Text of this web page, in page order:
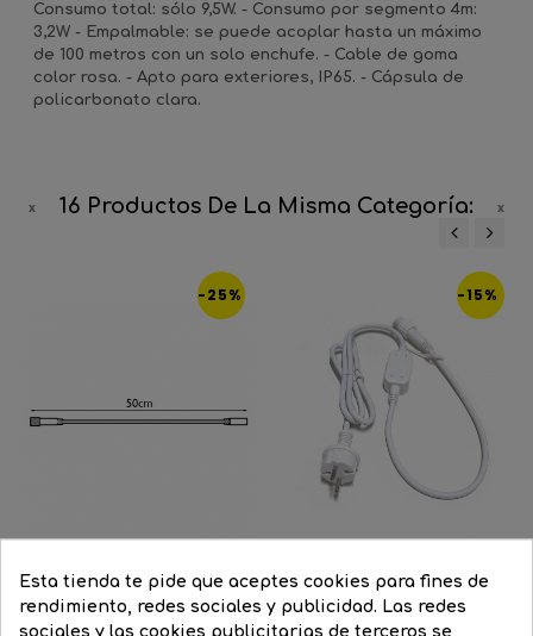
Consumo total: sólo 9,5W. - Consumo por segmento 4m:
3,2W - Empalmable: se puede acoplar hasta un máximo
de 100 metros con un solo enchufe. - Cable de goma
color rosa. - Apto para exteriores, IP65. - Cápsula de
policarbonato clara.
16 Productos De La Misma Categoría:
-25%
BlancoNegro
-15%
Cable alimentación 150cms...
Esta tienda te pide que aceptes cookies para fines de
rendimiento, redes sociales y publicidad. Las redes
sociales y las cookies publicitarias de terceros se